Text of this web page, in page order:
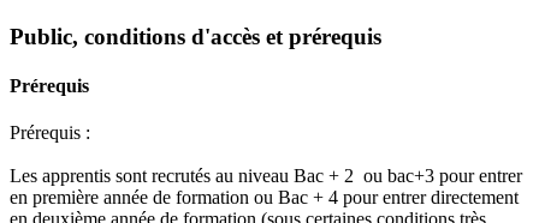
Public, conditions d'accès et prérequis
Prérequis
Prérequis :
Les apprentis sont recrutés au niveau Bac + 2 ou bac+3 pour entrer
en première année de formation ou Bac + 4 pour entrer directement